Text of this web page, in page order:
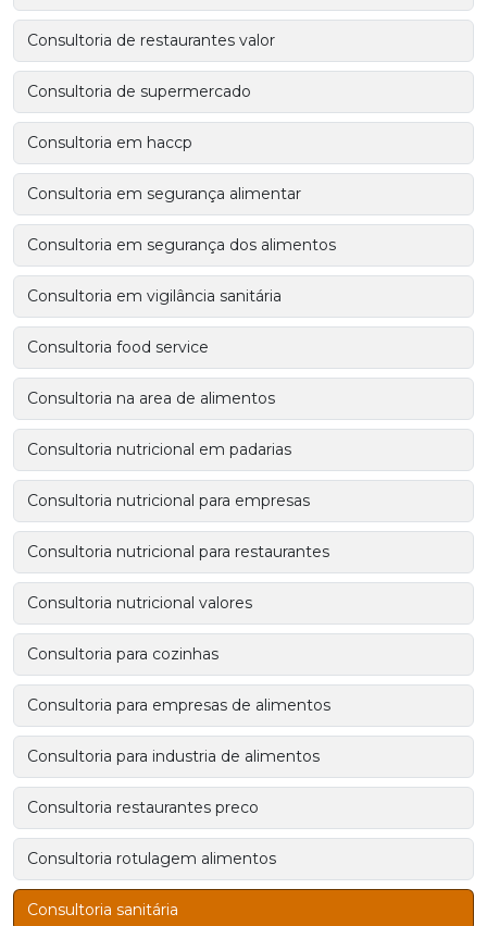
Consultoria de restaurantes valor
Consultoria de supermercado
Consultoria em haccp
Consultoria em segurança alimentar
Consultoria em segurança dos alimentos
Consultoria em vigilância sanitária
Consultoria food service
Consultoria na area de alimentos
Consultoria nutricional em padarias
Consultoria nutricional para empresas
Consultoria nutricional para restaurantes
Consultoria nutricional valores
Consultoria para cozinhas
Consultoria para empresas de alimentos
Consultoria para industria de alimentos
Consultoria restaurantes preco
Consultoria rotulagem alimentos
Consultoria sanitária